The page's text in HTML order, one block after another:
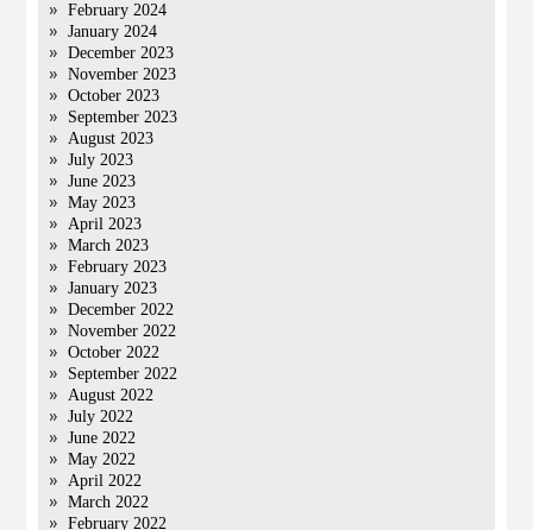
February 2024
January 2024
December 2023
November 2023
October 2023
September 2023
August 2023
July 2023
June 2023
May 2023
April 2023
March 2023
February 2023
January 2023
December 2022
November 2022
October 2022
September 2022
August 2022
July 2022
June 2022
May 2022
April 2022
March 2022
February 2022